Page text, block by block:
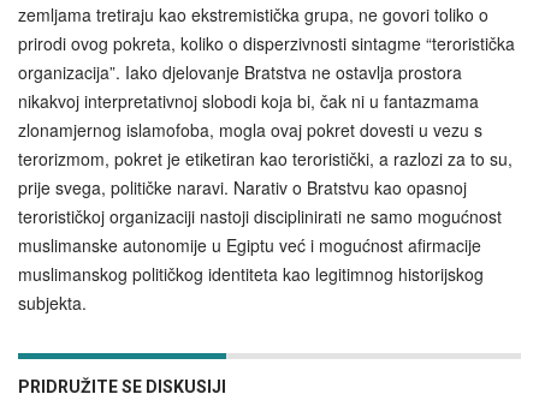
zemljama tretiraju kao ekstremistička grupa, ne govori toliko o
prirodi ovog pokreta, koliko o disperzivnosti sintagme “teroristička
organizacija”. Iako djelovanje Bratstva ne ostavlja prostora
nikakvoj interpretativnoj slobodi koja bi, čak ni u fantazmama
zlonamjernog islamofoba, mogla ovaj pokret dovesti u vezu s
terorizmom, pokret je etiketiran kao teroristički, a razlozi za to su,
prije svega, političke naravi. Narativ o Bratstvu kao opasnoj
terorističkoj organizaciji nastoji disciplinirati ne samo mogućnost
muslimanske autonomije u Egiptu već i mogućnost afirmacije
muslimanskog političkog identiteta kao legitimnog historijskog
subjekta.
PRIDRUŽITE SE DISKUSIJI